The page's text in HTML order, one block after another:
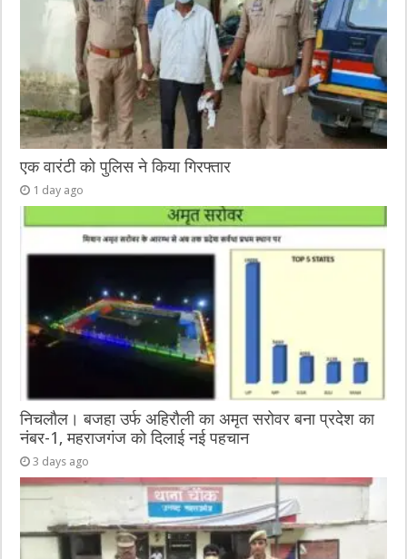
एक वारंटी को पुलिस ने किया गिरफ्तार
1 day ago
निचलौल। बजहा उर्फ अहिरौली का अमृत सरोवर बना प्रदेश का
नंबर-1, महराजगंज को दिलाई नई पहचान
3 days ago